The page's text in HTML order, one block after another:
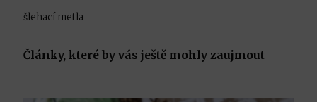
šlehací metla
Články, které by vás ještě mohly zaujmout